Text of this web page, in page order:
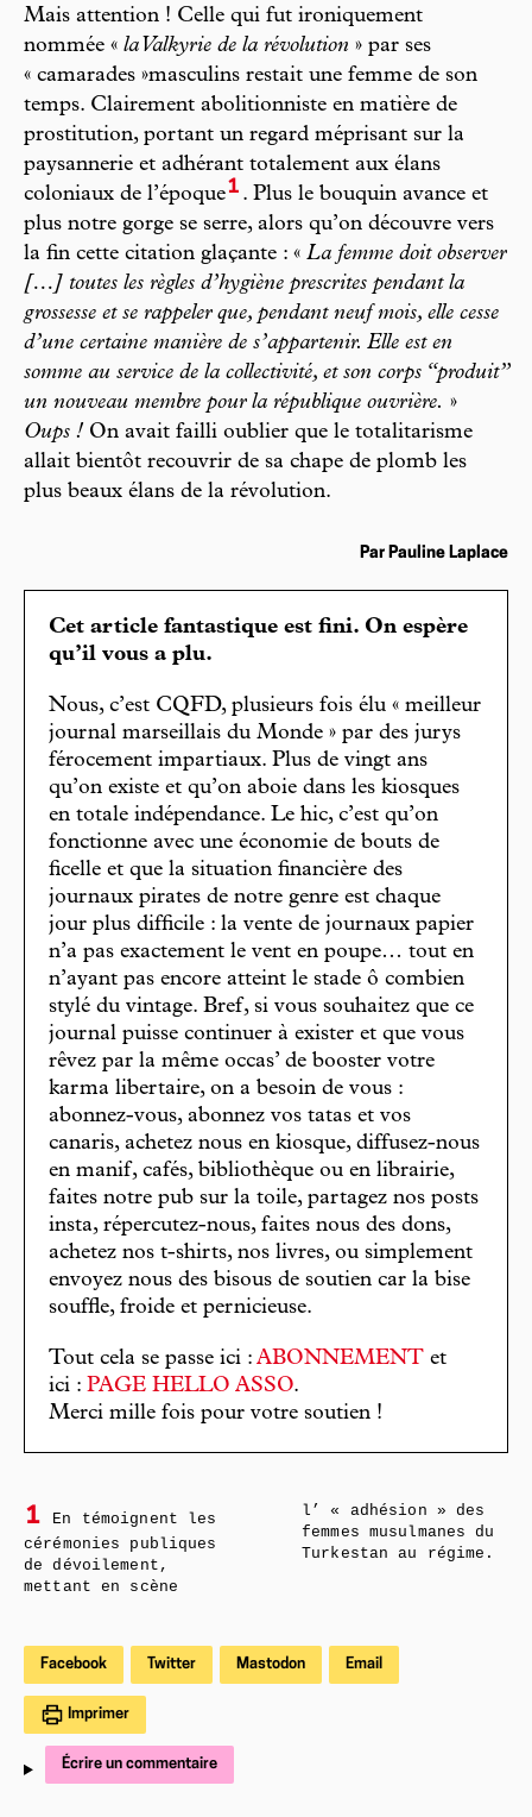
Mais attention ! Celle qui fut ironiquement
nommée « la Valkyrie de la révolution » par ses
« camarades »masculins restait une femme de son
temps. Clairement abolitionniste en matière de
prostitution, portant un regard méprisant sur la
paysannerie et adhérant totalement aux élans
coloniaux de l’époque1 . Plus le bouquin avance et
plus notre gorge se serre, alors qu’on découvre vers
la fin cette citation glaçante : « La femme doit observer
[…] toutes les règles d’hygiène prescrites pendant la
grossesse et se rappeler que, pendant neuf mois, elle cesse
d’une certaine manière de s’appartenir. Elle est en
somme au service de la collectivité, et son corps “produit”
un nouveau membre pour la république ouvrière. »
Oups ! On avait failli oublier que le totalitarisme
allait bientôt recouvrir de sa chape de plomb les
plus beaux élans de la révolution.
Par Pauline Laplace
Cet article fantastique est fini. On espère
qu’il vous a plu.
Nous, c’est CQFD, plusieurs fois élu « meilleur
journal marseillais du Monde » par des jurys
férocement impartiaux. Plus de vingt ans
qu’on existe et qu’on aboie dans les kiosques
en totale indépendance. Le hic, c’est qu’on
fonctionne avec une économie de bouts de
ficelle et que la situation financière des
journaux pirates de notre genre est chaque
jour plus difficile : la vente de journaux papier
n’a pas exactement le vent en poupe… tout en
n’ayant pas encore atteint le stade ô combien
stylé du vintage. Bref, si vous souhaitez que ce
journal puisse continuer à exister et que vous
rêvez par la même occas’ de booster votre
karma libertaire, on a besoin de vous :
abonnez-vous, abonnez vos tatas et vos
canaris, achetez nous en kiosque, diffusez-nous
en manif, cafés, bibliothèque ou en librairie,
faites notre pub sur la toile, partagez nos posts
insta, répercutez-nous, faites nous des dons,
achetez nos t-shirts, nos livres, ou simplement
envoyez nous des bisous de soutien car la bise
souffle, froide et pernicieuse.
Tout cela se passe ici : ABONNEMENT et
ici : PAGE HELLO ASSO.
Merci mille fois pour votre soutien !
1
En témoignent les
cérémonies publiques
de dévoilement,
mettant en scène
l’ « adhésion » des
femmes musulmanes du
Turkestan au régime.
Facebook Twitter Mastodon Email
Imprimer
Écrire un commentaire